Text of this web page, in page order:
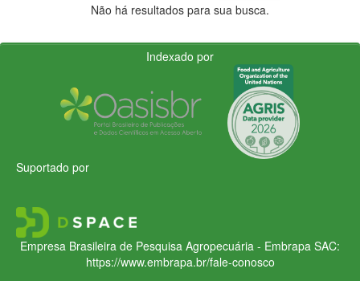
Não há resultados para sua busca.
Indexado por
Suportado por
Empresa Brasileira de Pesquisa Agropecuária - Embrapa SAC:
https://www.embrapa.br/fale-conosco